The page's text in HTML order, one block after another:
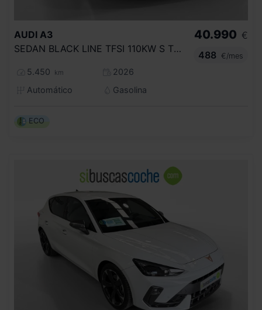
AUDI A3
SEDAN BLACK LINE TFSI 110KW S TRONIC
5.450 km
2026
Automático
Gasolina
40.990 €
488
€/mes
ECO